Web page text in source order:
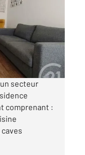
un secteur
comprenant :